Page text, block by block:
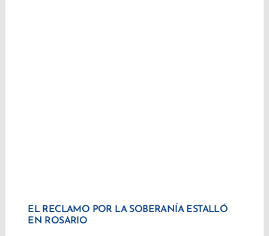
EL RECLAMO POR LA SOBERANÍA ESTALLÓ
EN ROSARIO